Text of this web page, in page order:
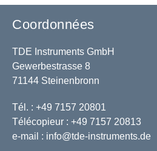
Coordonnées
TDE Instruments GmbH
Gewerbestrasse 8
71144 Steinenbronn
Tél. : +49 7157 20801
Télécopieur : +49 7157 20813
e-mail : info@tde-instruments.de